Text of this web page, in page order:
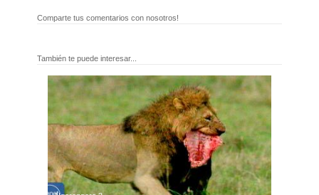
Comparte tus comentarios con nosotros!
También te puede interesar...